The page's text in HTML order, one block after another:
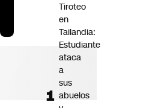
Tiroteo
en
Tailandia:
Estudiante
ataca
a
sus
abuelos